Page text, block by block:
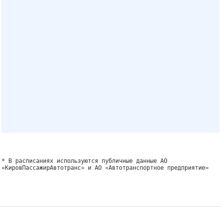
* В расписаниях используются публичные данные АО
«КировПассажирАвтотранс» и АО «Автотранспортное предприятие»